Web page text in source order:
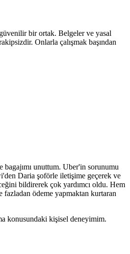
bir ortak. Belgeler ve yasal
Onlarla çalışmak başından
unuttum. Uber'in sorunumu
Daria şoförle iletişime geçerek ve
bildirerek çok yardımcı oldu. Hem
fazladan ödeme yapmaktan kurtaran
konusundaki kişisel deneyimim.